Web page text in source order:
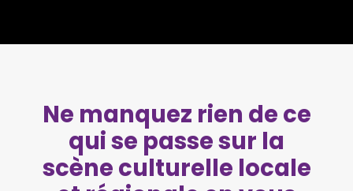
Ne manquez rien de ce
qui se passe sur la
scène culturelle locale